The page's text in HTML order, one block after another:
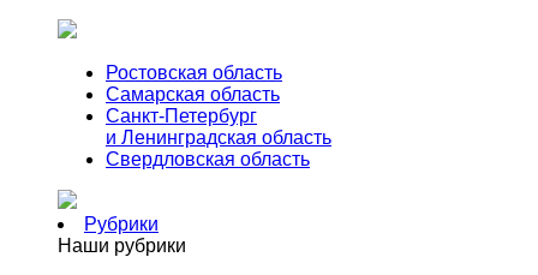
Ростовская область
Самарская область
Санкт-Петербург
и Ленинградская область
Свердловская область
Рубрики
Наши рубрики